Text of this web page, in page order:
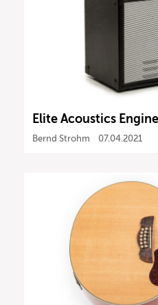
Elite Acoustics
Bernd Strohm 07.04.2021